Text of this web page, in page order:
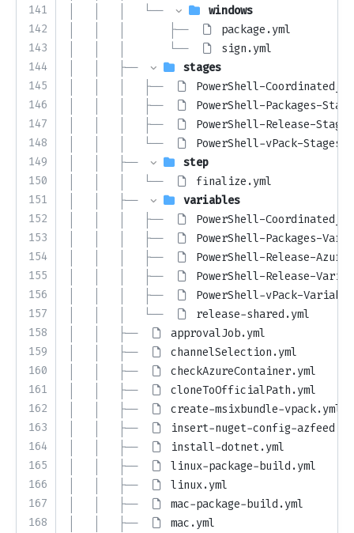
141
142
143
144
145
146
147
148
149
150
151
152
153
154
155
156
157
158
159
160
161
162
163
164
165
166
167
168
│   │   │   └──
windows
│   │   │       ├──
package.yml
│   │   │       └──
sign.yml
│   │   ├──
stages
│   │   │   ├──
PowerShell-
│   │   │   ├──
PowerShell-Packages-
│   │   │   ├──
PowerShell-Release-
│   │   │   └──
PowerShell-vPack-
│   │   ├──
step
│   │   │   └──
finalize.yml
│   │   ├──
variables
│   │   │   ├──
PowerShell-
│   │   │   ├──
PowerShell-Packages-
│   │   │   ├──
PowerShell-Release-
│   │   │   ├──
PowerShell-Release-
│   │   │   ├──
PowerShell-vPack-
│   │   │   └──
release-shared.yml
│   │   ├──
approvalJob.yml
│   │   ├──
channelSelection.yml
│   │   ├──
checkAzureContainer.yml
│   │   ├──
cloneToOfficialPath.yml
│   │   ├──
create-msixbundle-vpack.yml
│   │   ├──
insert-nuget-config-
│   │   ├──
install-dotnet.yml
│   │   ├──
linux-package-build.yml
│   │   ├──
linux.yml
│   │   ├──
mac-package-build.yml
│   │   ├──
mac.yml